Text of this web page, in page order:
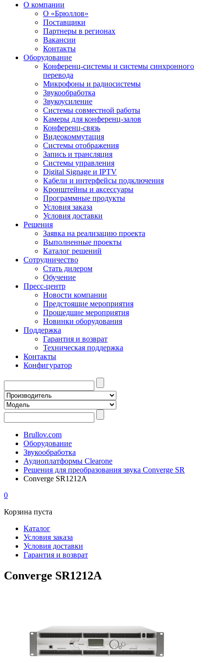
О компании
О «Брюллов»
Поставщики
Партнеры в регионах
Вакансии
Контакты
Оборудование
Конференц-системы и системы синхронного
перевода
Микрофоны и радиосистемы
Звукообработка
Звукоусиление
Системы совместной работы
Камеры для конференц-залов
Конференц-связь
Видеокоммутация
Системы отображения
Запись и трансляция
Системы управления
Digital Signage и IPTV
Кабели и интерфейсы подключения
Кронштейны и аксессуары
Программные продукты
Условия заказа
Условия доставки
Решения
Заявка на реализацию проекта
Выполненные проекты
Каталог решений
Сотрудничество
Стать дилером
Обучение
Пресс-центр
Новости компании
Предстоящие мероприятия
Прошедшие мероприятия
Новинки оборудования
Поддержка
Гарантия и возврат
Техническая поддержка
Контакты
Конфигуратор
Brullov.com
Оборудование
Звукообработка
Аудиоплатформы Clearone
Решения для преобразования звука Converge SR
Converge SR1212A
0
Корзина пуста
Каталог
Условия заказа
Условия доставки
Гарантия и возврат
Converge SR1212A